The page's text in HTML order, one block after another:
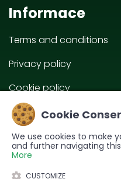
Informace
Terms and conditions
Privacy policy
Cookie policy
EU projectsCookie
We use cookies to make
and further navigating
More
CUSTOMIZE